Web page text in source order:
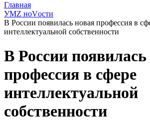
Главная
УМZ ноVости
В России появилась новая профессия в
интеллектуальной собственности
В России
профессия в сфере
интеллектуальной
собственности